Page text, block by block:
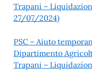
Trapani –
27/07/2024)
PSC – Aiuto
Dipartimento
Trapani –